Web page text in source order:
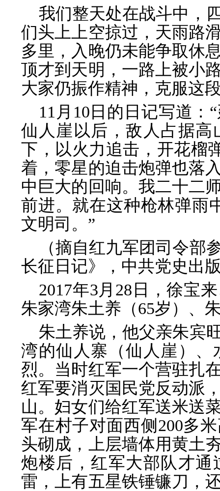
我们整天处在战斗中，
们头上上空掠过，天雨路
多里，入晚仍未能争取休
顶才到天明，一路上被小
大家仍振作精神，克服这
11月10日的日记写道：
仙人崖以后，敌人占据
下，以火力追击，开花榴
着，零星的迫击炮弹也落
中巨大的回响。我二十二
前进。就在这种枪林弹雨
文明司。”
（摘自红九军团司令部
长征日记》，中共党史出
2017年3月28日，徐宝
朱家湾朱土养（65岁）、
朱土养说，他父亲朱宾
湾的仙人寨（仙人崖）
烈。当时红军一个营驻扎
红军要消灭国民党反动派
山。妇女们给红军送米送
军在村子对面西侧200多
头砌成，上层墙体用黄土
炮楼后，红军大部队才
雷，上有五星铁锤镰刀，